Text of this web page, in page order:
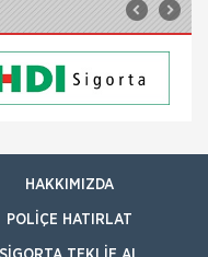
tarafından ilki
çalışanı olan
çaplı otomatik
yaklaşımını ve
amacıyla, Yöntem
Yol
HAKKIMIZDA
POLIÇE HATIRLAT